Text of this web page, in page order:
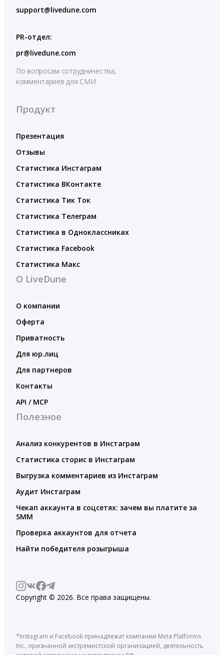
support@livedune.com
PR-отдел:
pr@livedune.com
По вопросам сотрудничества,
комментариев для СМИ
Продукт
Презентация
Отзывы
Статистика Инстаграм
Статистика ВКонтакте
Статистика Тик Ток
Статистика Телеграм
Статистика в Одноклассниках
Статистика Facebook
Статистика Макс
О LiveDune
О компании
Оферта
Приватность
Для юр.лиц
Для партнеров
Контакты
API / MCP
Полезное
Анализ конкурентов в Инстаграм
Статистика сторис в Инстаграм
Выгрузка комментариев из Инстаграм
Аудит Инстаграм
Чекап аккаунта в соцсетях: зачем вы платите за
SMM
Проверка аккаунтов для отчета
Найти победителя розыгрыша
Copyright © 2026. Все права защищены.
*Instagram и Facebook принадлежат компании Meta Platforms
Inc., признанной экстремистской организацией, деятельность